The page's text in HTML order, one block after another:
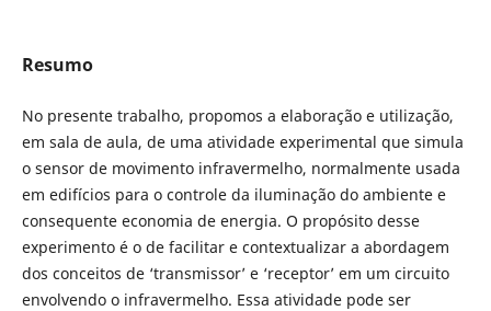
Resumo
No presente trabalho, propomos a elaboração e utilização,
em sala de aula, de uma atividade experimental que simula
o sensor de movimento infravermelho, normalmente usada
em edifícios para o controle da iluminação do ambiente e
consequente economia de energia. O propósito desse
experimento é o de facilitar e contextualizar a abordagem
dos conceitos de ‘transmissor’ e ‘receptor’ em um circuito
envolvendo o infravermelho. Essa atividade pode ser